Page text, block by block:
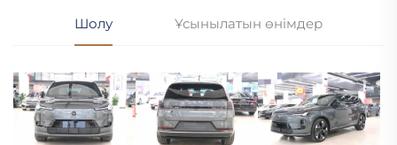
Шолу Ұсынылатын өнімдер